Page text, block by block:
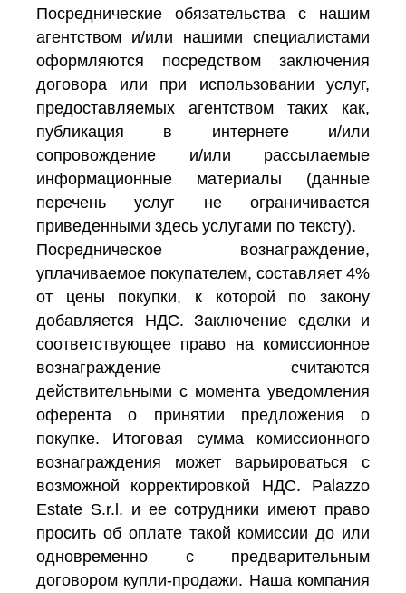
Посреднические обязательства с нашим
агентством и/или нашими специалистами
оформляются посредством заключения
договора или при использовании услуг,
предоставляемых агентством таких как,
публикация в интернете и/или
сопровождение и/или рассылаемые
информационные материалы (данные
перечень услуг не ограничивается
приведенными здесь услугами по тексту).
Посредническое вознаграждение,
уплачиваемое покупателем, составляет 4%
от цены покупки, к которой по закону
добавляется НДС. Заключение сделки и
соответствующее право на комиссионное
вознаграждение считаются
действительными с момента уведомления
оферента о принятии предложения о
покупке. Итоговая сумма комиссионного
вознаграждения может варьироваться с
возможной корректировкой НДС. Palazzo
Estate S.r.l. и ее сотрудники имеют право
просить об оплате такой комиссии до или
одновременно с предварительным
договором купли-продажи. Наша компания